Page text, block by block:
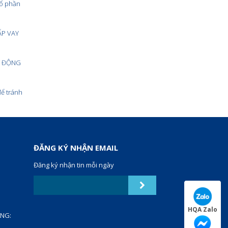
phần
VAY
ĐỘNG
tránh
ĐĂNG KÝ NHẬN EMAIL
Đăng ký nhận tin mỗi ngày
HQA Zalo